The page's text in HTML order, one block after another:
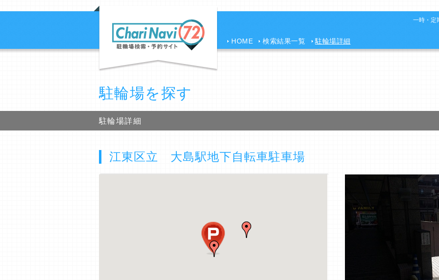
一時・定
HOME 検索結果一覧 駐輪場詳細
駐輪場を探す
駐輪場詳細
江東区立 大島駅地下自転車駐車場